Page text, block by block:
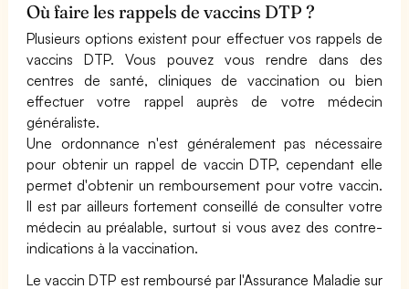
Où faire les rappels de vaccins DTP ?
Plusieurs options existent pour effectuer vos rappels de
vaccins DTP. Vous pouvez vous rendre dans des
centres de santé, cliniques de vaccination ou bien
effectuer votre rappel auprès de votre médecin
généraliste.
Une ordonnance n'est généralement pas nécessaire
pour obtenir un rappel de vaccin DTP, cependant elle
permet d'obtenir un remboursement pour votre vaccin.
Il est par ailleurs fortement conseillé de consulter votre
médecin au préalable, surtout si vous avez des contre-
indications à la vaccination.
Le vaccin DTP est remboursé par l'Assurance Maladie sur